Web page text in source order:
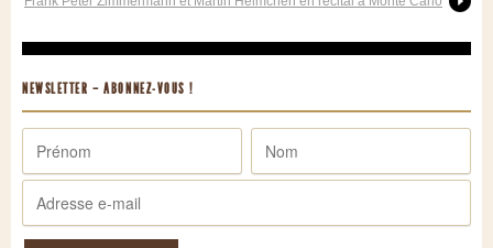
NEWSLETTER – ABONNEZ-VOUS !